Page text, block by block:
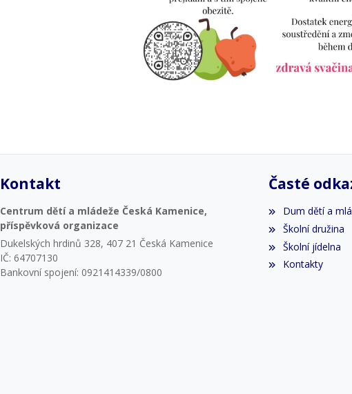
Kontakt
Centrum dětí a mládeže Česká Kamenice,
příspěvková organizace
Dukelských hrdinů 328, 407 21 Česká Kamenice
IČ: 64707130
Bankovní spojení: 0921414339/0800
Časté
Dum dětí a
Školní družina
Školní jídelna
Kontakty